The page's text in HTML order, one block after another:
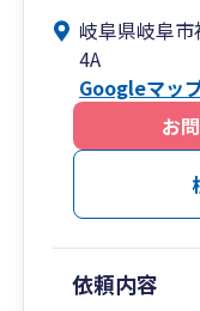
岐阜県岐阜
4A
Googleマッ
お
依頼内容